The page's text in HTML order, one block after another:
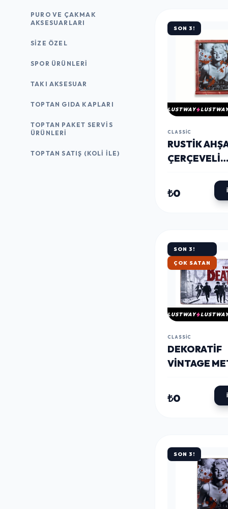
PURO VE ÇAKMAK
AKSESUARLARI
SIZE ÖZEL
SPOR ÜRÜNLERI
TAKI AKSESUAR
TOPTAN GIDA KAPLARI
TOPTAN PAKET SERVIS
ÜRÜNLERI
TOPTAN SATIŞ (KOLI İLE)
SON 3!
LUSTWAY
CLASSIC
RUSTIK
ÇERÇEVELI
PANO M.
RED 20X30
₺0
SON 3!
HIZLI KARGO
LUSTWAY
CLASSIC
DEKORATIF
VINTAGE
20X30
₺0
SON 3!